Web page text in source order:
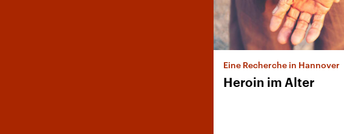
Eine Recherche in Hannover
Heroin im Alter